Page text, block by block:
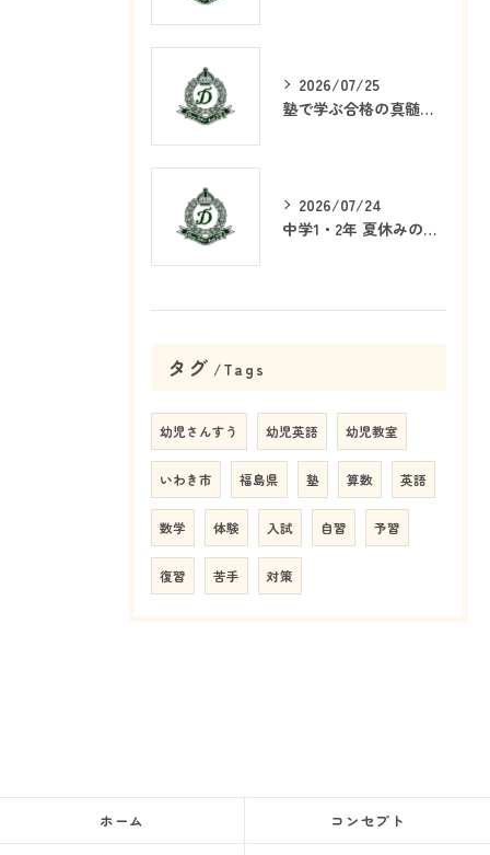
2026/07/25
塾で学ぶ合格の真髄とは何か
2026/07/24
中学1・2年 夏休みの学習戦略
タグ Tags
幼児さんすう 幼児英語 幼児教室
いわき市 福島県 塾 算数 英語
数学 体験 入試 自習 予習
復習 苦手 対策
ホーム コンセプト